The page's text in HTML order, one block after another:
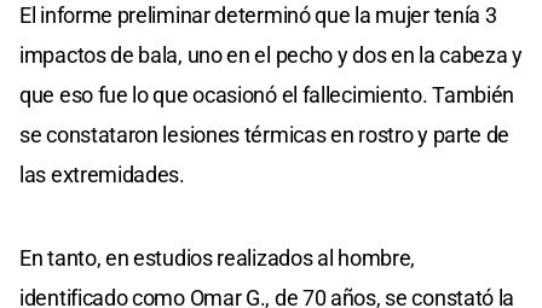
El informe preliminar determinó que la mujer tenía 3
impactos de bala, uno en el pecho y dos en la cabeza y
que eso fue lo que ocasionó el fallecimiento. También
se constataron lesiones térmicas en rostro y parte de
las extremidades.
En tanto, en estudios realizados al hombre,
identificado como Omar G., de 70 años, se constató la